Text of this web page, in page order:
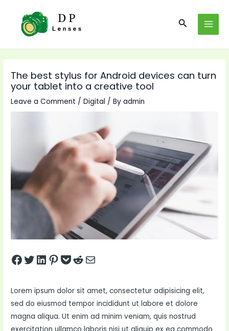
content
Search
The best stylus for Android devices can turn
your tablet into a creative tool
Leave a Comment /Digital / Byadmin
Share on Facebook
Tweet on Twitter
Share on LinkedIn
Pin on Pinterest
Save to pocket
Share on Reddit
Share via Email
Lorem ipsum dolor sit amet, consectetur adipisicing elit,
sed do eiusmod tempor incididunt ut labore et dolore
magna aliqua. Ut enim ad minim veniam, quis nostrud
exercitation ullamco laboris nisi ut aliquip ex ea commodo